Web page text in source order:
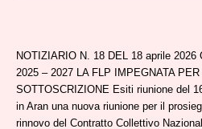
NOTIZIARIO N. 18 DEL 18 aprile 2026
2025 – 2027 LA FLP IMPEGNATA
SOTTOSCRIZIONE Esiti riunione del
in Aran una nuova riunione per il
rinnovo del Contratto Collettivo